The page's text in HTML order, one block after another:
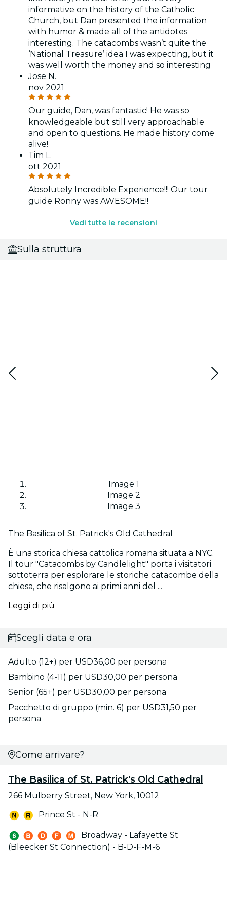
informative on the history of the Catholic
Church, but Dan presented the information
with humor & made all of the antidotes
interesting. The catacombs wasn’t quite the
‘National Treasure’ idea I was expecting, but it
was well worth the money and so interesting
Jose N.
nov 2021
Our guide, Dan, was fantastic! He was so
knowledgeable but still very approachable
and open to questions. He made history come
alive!
Tim L.
ott 2021
Absolutely Incredible Experience!!! Our tour
guide Ronny was AWESOME!!
Vedi tutte le recensioni
Sulla struttura
Image 1
Image 2
Image 3
The Basilica of St. Patrick's Old Cathedral
È una storica chiesa cattolica romana situata a NYC.
Il tour "Catacombs by Candlelight" porta i visitatori
sottoterra per esplorare le storiche catacombe della
chiesa, che risalgono ai primi anni del ...
Leggi di più
Scegli data e ora
Adulto (12+) per USD36,00 per persona
Bambino (4-11) per USD30,00 per persona
Senior (65+) per USD30,00 per persona
Pacchetto di gruppo (min. 6) per USD31,50 per
persona
Come arrivare?
The Basilica of St. Patrick's Old Cathedral
266 Mulberry Street, New York, 10012
Prince St - N-R
Broadway - Lafayette St
(Bleecker St Connection) - B-D-F-M-6